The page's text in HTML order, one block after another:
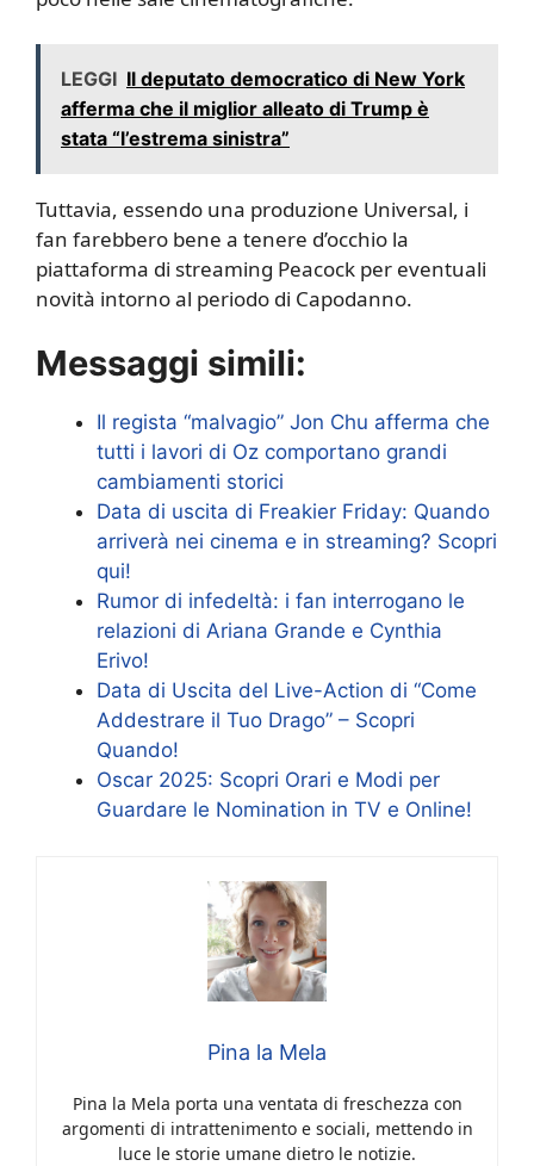
LEGGI Il deputato democratico di New York
afferma che il miglior alleato di Trump è
stata “l’estrema sinistra”
Tuttavia, essendo una produzione Universal, i
fan farebbero bene a tenere d’occhio la
piattaforma di streaming Peacock per eventuali
novità intorno al periodo di Capodanno.
Messaggi simili:
Il regista “malvagio” Jon Chu afferma che
tutti i lavori di Oz comportano grandi
cambiamenti storici
Data di uscita di Freakier Friday: Quando
arriverà nei cinema e in streaming? Scopri
qui!
Rumor di infedeltà: i fan interrogano le
relazioni di Ariana Grande e Cynthia
Erivo!
Data di Uscita del Live-Action di “Come
Addestrare il Tuo Drago” – Scopri
Quando!
Oscar 2025: Scopri Orari e Modi per
Guardare le Nomination in TV e Online!
Pina la Mela
Pina la Mela porta una ventata di freschezza con
argomenti di intrattenimento e sociali, mettendo in
luce le storie umane dietro le notizie.